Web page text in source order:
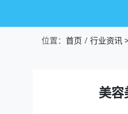
位置： 首页 行业资讯
美容